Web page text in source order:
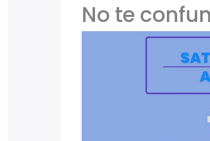
No te